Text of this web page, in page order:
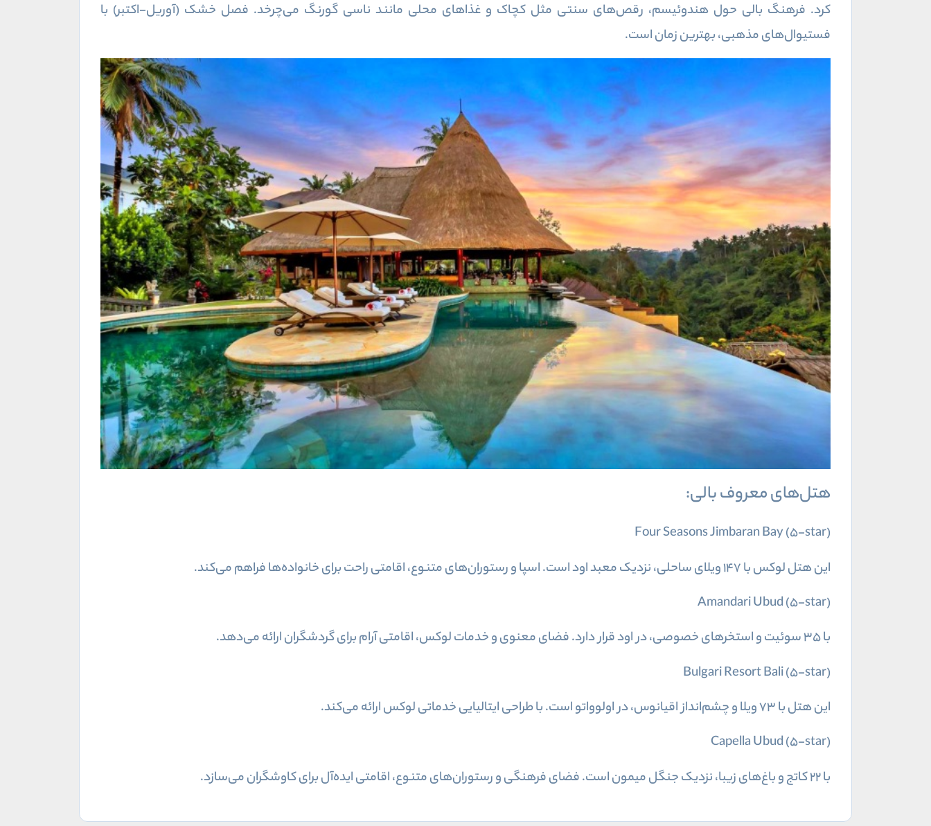
کرد. فرهنگ بالی حول هندوئیسم، رقص‌های سنتی مثل کچاک و غذاهای محلی مانند ناسی گورنگ می‌چرخد. فصل خشک (آوریل-اکتبر) با
فستیوال‌های مذهبی، بهترین زمان است.
هتل‌های معروف بالی:
Four Seasons Jimbaran Bay (5-star)
این هتل لوکس با ۱۴۷ ویلای ساحلی، نزدیک معبد اود است. اسپا و رستوران‌های متنوع، اقامتی راحت برای خانواده‌ها فراهم می‌کند.
Amandari Ubud (5-star)
با ۳۵ سوئیت و استخرهای خصوصی، در اود قرار دارد. فضای معنوی و خدمات لوکس، اقامتی آرام برای گردشگران ارائه می‌دهد.
Bulgari Resort Bali (5-star)
این هتل با ۷۳ ویلا و چشم‌انداز اقیانوس، در اولوواتو است. با طراحی ایتالیایی خدماتی لوکس ارائه می‌کند.
Capella Ubud (5-star)
با ۲۲ کاتج و باغ‌های زیبا، نزدیک جنگل میمون است. فضای فرهنگی و رستوران‌های متنوع، اقامتی ایده‌آل برای کاوشگران می‌سازد.